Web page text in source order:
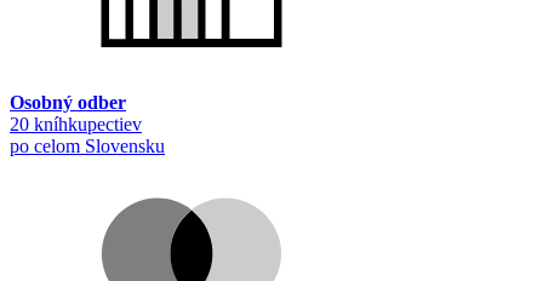
Osobný odber
20 kníhkupectiev
po celom Slovensku